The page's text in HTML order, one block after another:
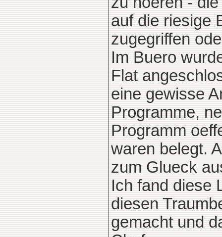
auf die riesige
zugegriffen
Im Buero
Flat
eine gewisse
Programme,
Programm
waren belegt.
zum Glueck
Ich fand diese
diesen
gemacht und